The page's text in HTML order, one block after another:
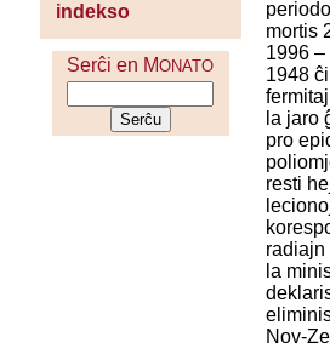
indekso
Serĉi en MONATO
mortis
1996 –
1948
la jaro
pro
resti
radiajn
la
Nov-